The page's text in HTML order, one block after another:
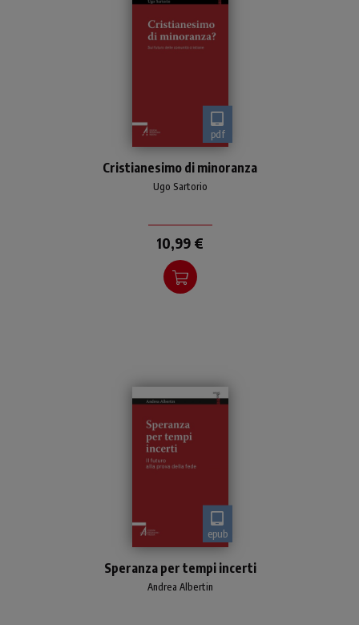
pdf
cristianesimo è “di
minoranza”
Cristianesimo di minoranza
Ugo Sartorio
10,99 €
epub
gli scritti paolini, nei quali
misurarsi con le radici, gli
Speranza per tempi incerti
Andrea Albertin